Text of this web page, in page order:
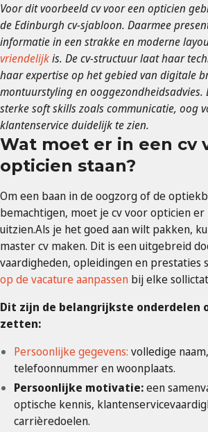
Voor dit voorbeeld cv voor een opticien
de Edinburgh cv-sjabloon. Daarmee
informatie in een ​​strakke en moderne
vriendelijkis. De cv-structuur laat haar
haar expertise op het gebied van digitale
montuurstyling en
sterke soft skills zoals communicatie, oog
klantenservice duidelijk te zien.
Wat moet er in een cv
opticien staan?
Om een ​​baan in de oogzorg of de
bemachtigen, moet je cv voor opticien
uitzien.Als je het goed aan wilt pakken,
master cv maken. Dit is een uitgebreid
vaardigheden, opleidingen en prestaties
op de vacature aanpassen bij elke
Dit zijn de belangrijkste onderdelen
zetten:
Persoonlijke gegevens: volledige
telefoonnummer en woonplaats.
Persoonlijke motivatie:een
optische kennis,
carrièredoelen.